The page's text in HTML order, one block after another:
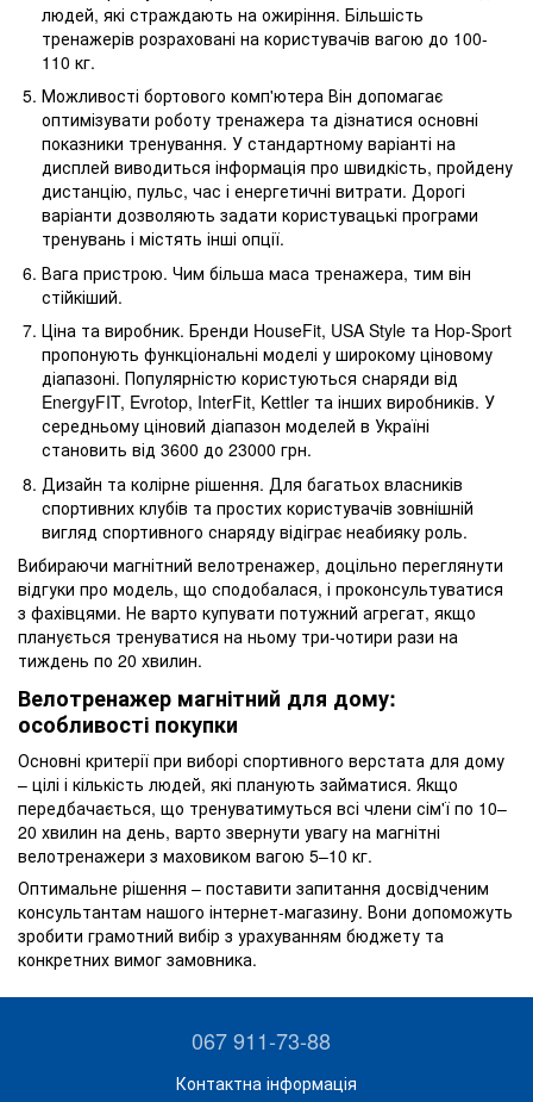
людей, які страждають на ожиріння. Більшість
тренажерів розраховані на користувачів вагою до 100-
110 кг.
Можливості бортового комп'ютера Він допомагає
оптимізувати роботу тренажера та дізнатися основні
показники тренування. У стандартному варіанті на
дисплей виводиться інформація про швидкість, пройдену
дистанцію, пульс, час і енергетичні витрати. Дорогі
варіанти дозволяють задати користувацькі програми
тренувань і містять інші опції.
Вага пристрою. Чим більша маса тренажера, тим він
стійкіший.
Ціна та виробник. Бренди HouseFit, USA Style та Hop-Sport
пропонують функціональні моделі у широкому ціновому
діапазоні. Популярністю користуються снаряди від
EnergyFIT, Evrotop, InterFit, Kettler та інших виробників. У
середньому ціновий діапазон моделей в Україні
становить від 3600 до 23000 грн.
Дизайн та колірне рішення. Для багатьох власників
спортивних клубів та простих користувачів зовнішній
вигляд спортивного снаряду відіграє неабияку роль.
Вибираючи магнітний велотренажер, доцільно переглянути
відгуки про модель, що сподобалася, і проконсультуватися
з фахівцями. Не варто купувати потужний агрегат, якщо
планується тренуватися на ньому три-чотири рази на
тиждень по 20 хвилин.
Велотренажер магнітний для дому:
особливості покупки
Основні критерії при виборі спортивного верстата для дому
– цілі і кількість людей, які планують займатися. Якщо
передбачається, що тренуватимуться всі члени сім'ї по 10–
20 хвилин на день, варто звернути увагу на магнітні
велотренажери з маховиком вагою 5–10 кг.
Оптимальне рішення – поставити запитання досвідченим
консультантам нашого інтернет-магазину. Вони допоможуть
зробити грамотний вибір з урахуванням бюджету та
конкретних вимог замовника.
067 911-73-88
Контактна інформація